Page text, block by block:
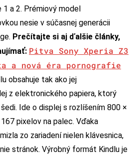
a 2. Prémiový model
nesie v súčasnej generácii
Prečítajte si aj ďalšie články,
Pitva Sony Xperia Z3
a nová éra pornografie
obsahuje tak ako jej
z elektronického papiera, ktorý
Ide o displej s rozlíšením 800 ×
pixelov na palec. Vďaka
zo zariadení nielen klávesnica,
stránok. Výrobný formát Kindlu je